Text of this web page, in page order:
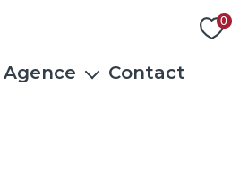
0
Agence Contact